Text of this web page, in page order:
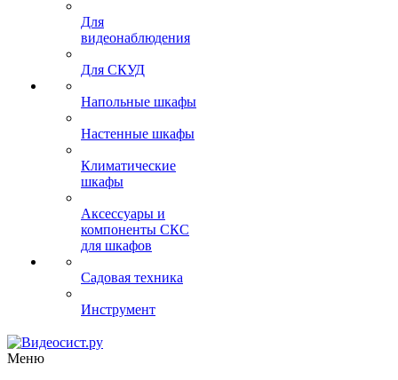
Для
видеонаблюдения
Для СКУД
Напольные шкафы
Настенные шкафы
Климатические
шкафы
Аксессуары и
компоненты СКС
для шкафов
Садовая техника
Инструмент
Меню